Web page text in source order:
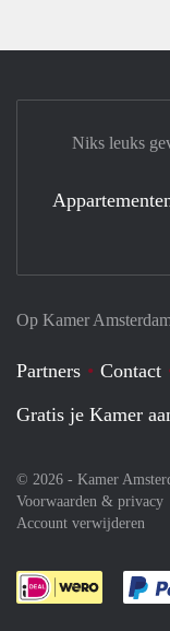
Op Kamer
Partners Contact
Gratis je Kamer
© 2026 - Kamer
Voorwaarden & privacy
Account verwijderen
Niks leuks